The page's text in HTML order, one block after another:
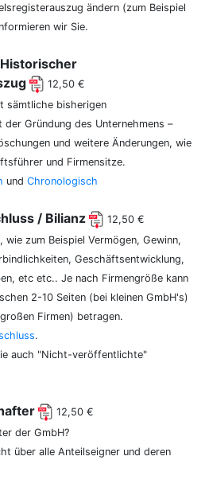
ändern (zum Beispiel
wir Sie.
12,50 €
sämtliche bisherigen
der Gründung des Unternehmens –
und weitere Änderungen, wie
und Firmensitze.
und Chronologisch
/ Bilianz
12,50 €
zum Beispiel Vermögen, Gewinn,
Geschäftsentwicklung,
etc etc.. Je nach Firmengröße kann
2-10 Seiten (bei kleinen GmbH's)
Firmen) betragen.
.
auch "Nicht-veröffentlichte"
12,50 €
der GmbH?
über alle Anteilseigner und deren